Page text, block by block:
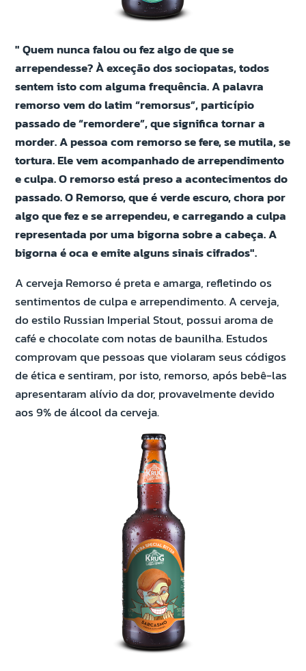
" Quem nunca falou ou fez algo de que se
arrependesse? À exceção dos sociopatas, todos
sentem isto com alguma frequência. A palavra
remorso vem do latim “remorsus”, particípio
passado de “remordere”, que significa tornar a
morder. A pessoa com remorso se fere, se mutila, se
tortura. Ele vem acompanhado de arrependimento
e culpa. O remorso está preso a acontecimentos do
passado. O Remorso, que é verde escuro, chora por
algo que fez e se arrependeu, e carregando a culpa
representada por uma bigorna sobre a cabeça. A
bigorna é oca e emite alguns sinais cifrados".
A cerveja Remorso é preta e amarga, refletindo os
sentimentos de culpa e arrependimento. A cerveja,
do estilo Russian Imperial Stout, possui aroma de
café e chocolate com notas de baunilha. Estudos
comprovam que pessoas que violaram seus códigos
de ética e sentiram, por isto, remorso, após bebê-las
apresentaram alívio da dor, provavelmente devido
aos 9% de álcool da cerveja.